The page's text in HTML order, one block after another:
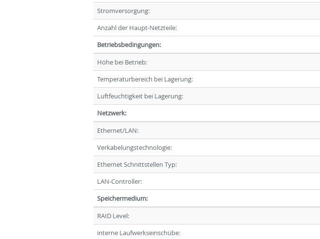
Stromversorgung:
Anzahl der Haupt-Netzteile:
Betriebsbedingungen:
Höhe bei Betrieb:
Temperaturbereich bei Lagerung:
Luftfeuchtigkeit bei Lagerung:
Netzwerk:
Ethernet/LAN:
Verkabelungstechnologie:
Ethernet Schnittstellen Typ:
LAN-Controller:
Speichermedium:
RAID Level:
interne Laufwerkseinschübe: